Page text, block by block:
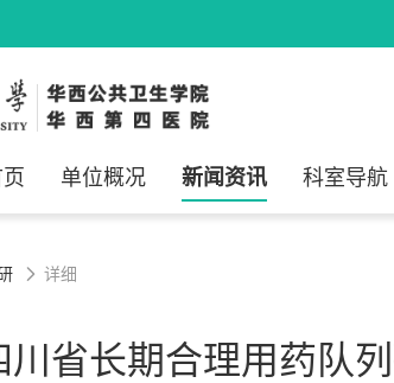
单位概况 新闻资讯 科室导航
 详细
川省长期合理用药队